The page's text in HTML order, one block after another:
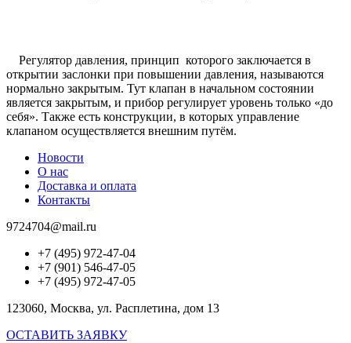
Регулятор давления, принцип которого заключается в
открытии заслонки при повышении давления, называются
нормально закрытым. Тут клапан в начальном состоянии
является закрытым, и прибор регулирует уровень только «до
себя». Также есть конструкции, в которых управление
клапаном осуществляется внешним путём.
Новости
О нас
Доставка и оплата
Контакты
9724704@mail.ru
+7 (495) 972-47-04
+7 (901) 546-47-05
+7 (495) 972-47-05
123060, Москва, ул. Расплетина, дом 13
ОСТАВИТЬ ЗАЯВКУ